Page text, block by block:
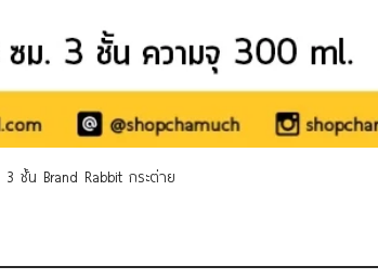
ชั้น Brand Rabbit กระต่าย